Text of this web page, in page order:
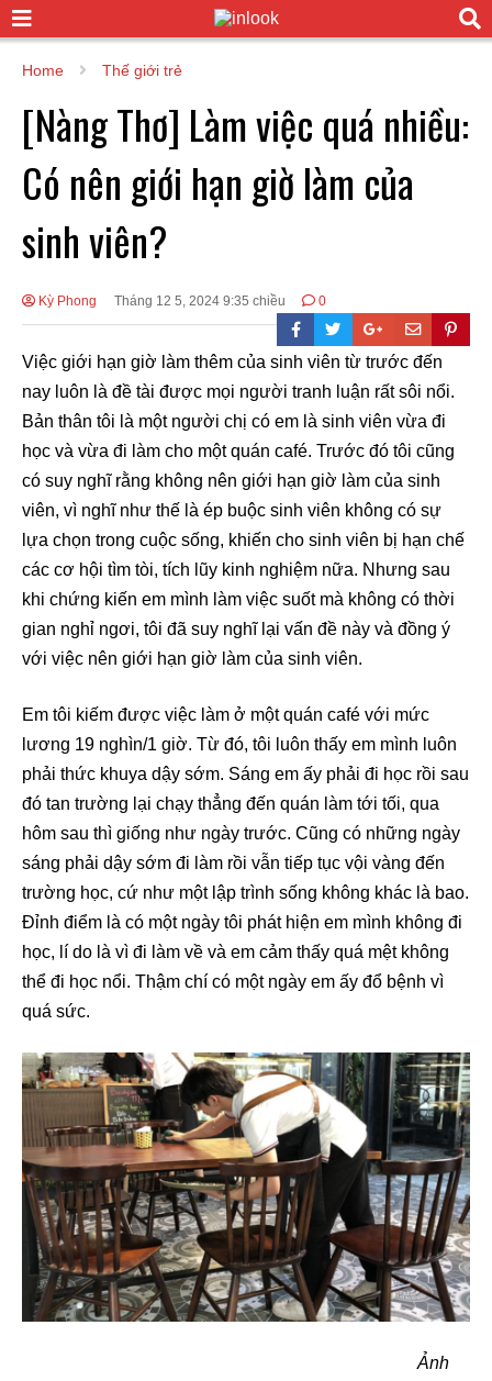
Home Thế giới trẻ
[Nàng Thơ] Làm việc quá nhiều:
Có nên giới hạn giờ làm của
sinh viên?
Kỳ Phong Tháng 12 5, 2024 9:35 chiều 0
Việc giới hạn giờ làm thêm của sinh viên từ trước đến
nay luôn là đề tài được mọi người tranh luận rất sôi nổi.
Bản thân tôi là một người chị có em là sinh viên vừa đi
học và vừa đi làm cho một quán café. Trước đó tôi cũng
có suy nghĩ rằng không nên giới hạn giờ làm của sinh
viên, vì nghĩ như thế là ép buộc sinh viên không có sự
lựa chọn trong cuộc sống, khiến cho sinh viên bị hạn chế
các cơ hội tìm tòi, tích lũy kinh nghiệm nữa. Nhưng sau
khi chứng kiến em mình làm việc suốt mà không có thời
gian nghỉ ngơi, tôi đã suy nghĩ lại vấn đề này và đồng ý
với việc nên giới hạn giờ làm của sinh viên.
Em tôi kiếm được việc làm ở một quán café với mức
lương 19 nghìn/1 giờ. Từ đó, tôi luôn thấy em mình luôn
phải thức khuya dậy sớm. Sáng em ấy phải đi học rồi sau
đó tan trường lại chạy thẳng đến quán làm tới tối, qua
hôm sau thì giống như ngày trước. Cũng có những ngày
sáng phải dậy sớm đi làm rồi vẫn tiếp tục vội vàng đến
trường học, cứ như một lập trình sống không khác là bao.
Đỉnh điểm là có một ngày tôi phát hiện em mình không đi
học, lí do là vì đi làm về và em cảm thấy quá mệt không
thể đi học nổi. Thậm chí có một ngày em ấy đổ bệnh vì
quá sức.
Ảnh